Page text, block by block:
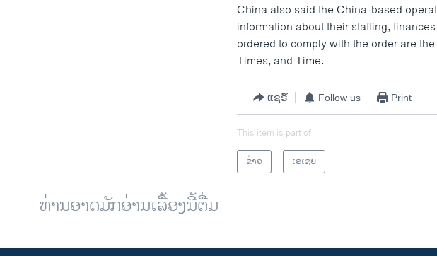
China also said the China-based
information about their staffing,
ordered to comply with the order are
Times, and Time.
ແຊຣ໌ Follow us Print
This item is part of
ຂ່າວ
ເອເຊຍ
ທ່ານອາດມັກອ່ານເລື້ອງນີ້ຕື່ມ